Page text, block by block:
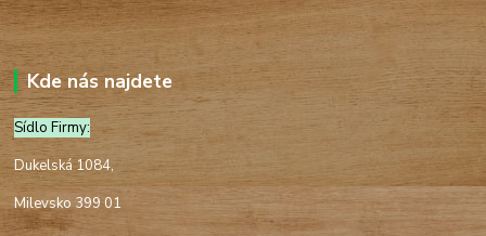
Kde nás najdete
Sídlo Firmy:
Dukelská 1084,
Milevsko 399 01